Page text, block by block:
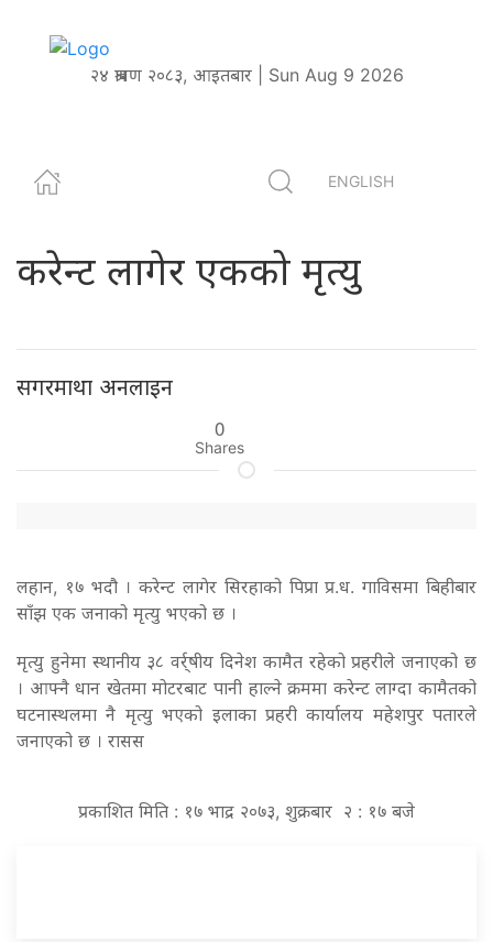
२४ श्रावण २०८३, आइतबार | Sun Aug 9 2026
ENGLISH
करेन्ट लागेर एकको मृत्यु
सगरमाथा अनलाइन
0
Shares
लहान, १७ भदौ । करेन्ट लागेर सिरहाको पिप्रा प्र.ध. गाविसमा बिहीबार
साँझ एक जनाको मृत्यु भएको छ ।
मृत्यु हुनेमा स्थानीय ३८ वर्र्षीय दिनेश कामैत रहेको प्रहरीले जनाएको छ
। आफ्नै धान खेतमा मोटरबाट पानी हाल्ने क्रममा करेन्ट लाग्दा कामैतको
घटनास्थलमा नै मृत्यु भएको इलाका प्रहरी कार्यालय महेशपुर पतारले
जनाएको छ । रासस
प्रकाशित मिति : १७ भाद्र २०७३, शुक्रबार २ : १७ बजे